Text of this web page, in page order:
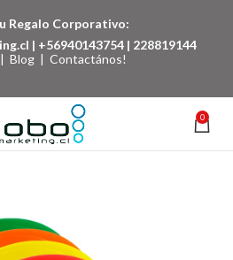
Regalo Corporativo:
| +56940143754 | 228819144
| Blog | Contactános!
0